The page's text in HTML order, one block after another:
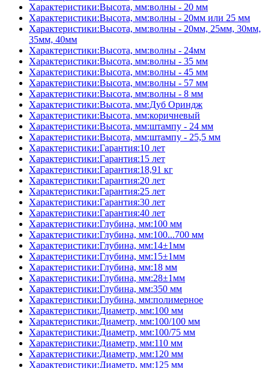
Характеристики:Высота, мм:волны - 20 мм
Характеристики:Высота, мм:волны - 20мм или 25 мм
Характеристики:Высота, мм:волны - 20мм, 25мм, 30мм,
35мм, 40мм
Характеристики:Высота, мм:волны - 24мм
Характеристики:Высота, мм:волны - 35 мм
Характеристики:Высота, мм:волны - 45 мм
Характеристики:Высота, мм:волны - 57 мм
Характеристики:Высота, мм:волны - 8 мм
Характеристики:Высота, мм:Дуб Ориндж
Характеристики:Высота, мм:коричневый
Характеристики:Высота, мм:штампу - 24 мм
Характеристики:Высота, мм:штампу - 25,5 мм
Характеристики:Гарантия:10 лет
Характеристики:Гарантия:15 лет
Характеристики:Гарантия:18,91 кг
Характеристики:Гарантия:20 лет
Характеристики:Гарантия:25 лет
Характеристики:Гарантия:30 лет
Характеристики:Гарантия:40 лет
Характеристики:Глубина, мм:100 мм
Характеристики:Глубина, мм:100...700 мм
Характеристики:Глубина, мм:14±1мм
Характеристики:Глубина, мм:15±1мм
Характеристики:Глубина, мм:18 мм
Характеристики:Глубина, мм:28±1мм
Характеристики:Глубина, мм:350 мм
Характеристики:Глубина, мм:полимерное
Характеристики:Диаметр, мм:100 мм
Характеристики:Диаметр, мм:100/100 мм
Характеристики:Диаметр, мм:100/75 мм
Характеристики:Диаметр, мм:110 мм
Характеристики:Диаметр, мм:120 мм
Характеристики:Диаметр, мм:125 мм